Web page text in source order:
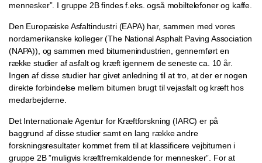
mennesker”. I gruppe 2B findes f.eks. også mobiltelefoner og kaffe.
Den Europæiske Asfaltindustri (EAPA) har, sammen med vores
nordamerikanske kolleger (The National Asphalt Paving Association
(NAPA)), og sammen med bitumenindustrien, gennemført en
række studier af asfalt og kræft igennem de seneste ca. 10 år.
Ingen af disse studier har givet anledning til at tro, at der er nogen
direkte forbindelse mellem bitumen brugt til vejasfalt og kræft hos
medarbejderne.
Det Internationale Agentur for Kræftforskning (IARC) er på
baggrund af disse studier samt en lang række andre
forskningsresultater kommet frem til at klassificere vejbitumen i
gruppe 2B ”muligvis kræftfremkaldende for mennesker”. For at